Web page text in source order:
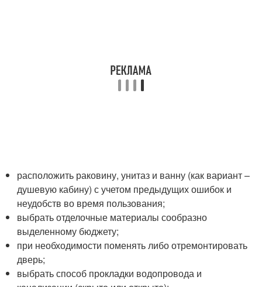
расположить раковину, унитаз и ванну (как вариант –
душевую кабину) с учетом предыдущих ошибок и
неудобств во время пользования;
выбрать отделочные материалы сообразно
выделенному бюджету;
при необходимости поменять либо отремонтировать
дверь;
выбрать способ прокладки водопровода и